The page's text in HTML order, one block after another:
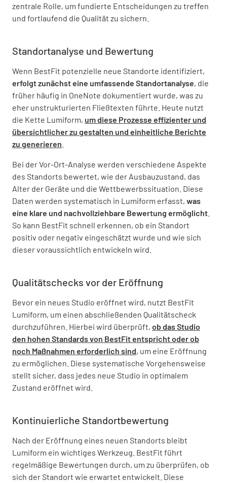
zentrale Rolle, um fundierte Entscheidungen zu treffen
und fortlaufend die Qualität zu sichern.
Standortanalyse und Bewertung
Wenn BestFit potenzielle neue Standorte identifiziert,
erfolgt zunächst eine umfassende Standortanalyse, die
früher häufig in OneNote dokumentiert wurde, was zu
eher unstrukturierten Fließtexten führte. Heute nutzt
die Kette Lumiform, um diese Prozesse effizienter und
übersichtlicher zu gestalten und einheitliche Berichte
zu generieren
Bei der Vor-Ort-Analyse werden verschiedene Aspekte
des Standorts bewertet, wie der Ausbauzustand, das
Alter der Geräte und die Wettbewerbssituation. Diese
Daten werden systematisch in Lumiform erfasst, was
eine klare und nachvollziehbare Bewertung ermöglicht
So kann BestFit schnell erkennen, ob ein Standort
positiv oder negativ eingeschätzt wurde und wie sich
dieser voraussichtlich entwickeln wird.
Qualitätschecks vor der Eröffnung
Bevor ein neues Studio eröffnet wird, nutzt BestFit
Lumiform, um einen abschließenden Qualitätscheck
durchzuführen. Hierbei wird überprüft, ob das Studio
den hohen Standards von BestFit entspricht oder ob
noch Maßnahmen erforderlich sind, um eine Eröffnung
zu ermöglichen. Diese systematische Vorgehensweise
stellt sicher, dass jedes neue Studio in optimalem
Zustand eröffnet wird.
Kontinuierliche Standortbewertung
Nach der Eröffnung eines neuen Standorts bleibt
Lumiform ein wichtiges Werkzeug. BestFit führt
regelmäßige Bewertungen durch, um zu überprüfen, ob
sich der Standort wie erwartet entwickelt. Diese